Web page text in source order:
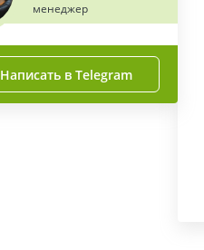
менеджер
Написать в Telegram